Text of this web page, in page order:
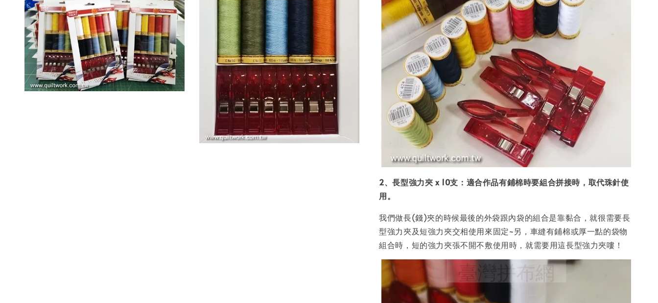
2、長型強力夾 x 10支：適合作品有鋪棉時要組合拼接時，取代珠針使
用。
我們做長(錢)夾的時候最後的外袋跟內袋的組合是靠黏合，就很需要長
型強力夾及短強力夾交相使用來固定~另，車縫有鋪棉或厚一點的袋物
組合時，短的強力夾張不開不敷使用時，就需要用這長型強力夾嘍！